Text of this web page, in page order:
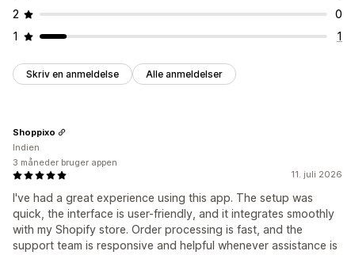
2
0
1
1
Skriv en anmeldelse Alle anmeldelser
11. juli 2026
I've had a great experience using this app. The setup was
quick, the interface is user-friendly, and it integrates smoothly
with my Shopify store. Order processing is fast, and the
support team is responsive and helpful whenever assistance is
Shoppixo
Indien
3 måneder bruger appen